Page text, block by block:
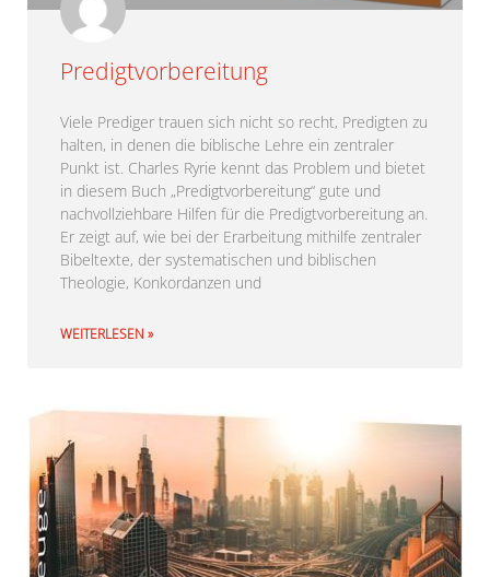
Predigtvorbereitung
Viele Prediger trauen sich nicht so recht, Predigten zu
halten, in denen die biblische Lehre ein zentraler
Punkt ist. Charles Ryrie kennt das Problem und bietet
in diesem Buch „Predigtvorbereitung“ gute und
nachvollziehbare Hilfen für die Predigtvorbereitung an.
Er zeigt auf, wie bei der Erarbeitung mithilfe zentraler
Bibeltexte, der systematischen und biblischen
Theologie, Konkordanzen und
WEITERLESEN »